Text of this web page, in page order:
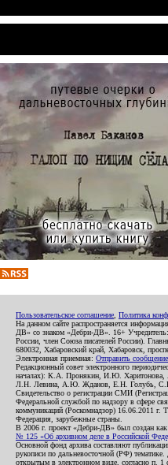
Пользовательское соглашение Политика
На данном сайте распространяется
ДВ» со знаком «Дебри-ДВ». 16+
России, член Союза писателей России).
680032, Хабаровский край, Хабаровск,
Электронная приемная: Отправить сообщение
Редакционный совет электронного
началах): К.А. Пронякин, И.Ю.
Л.Н. Левина, А.Ю. Жданов, Е.Н. Голубь,
Свидетельство о регистрации СМИ
Федеральной службой по надзору в сфере
коммуникаций (Роскомнадзор) 16.06.2011 г.
Федерация, зарубежные страны.
В 2006 г. проект «Дебри-ДВ» был создан как
№ 125 «Об архивном деле в Российской
Основной фонд архива составляют
рукописи по дальневосточной (РФ)
открытым в электронном виде, согласно п.